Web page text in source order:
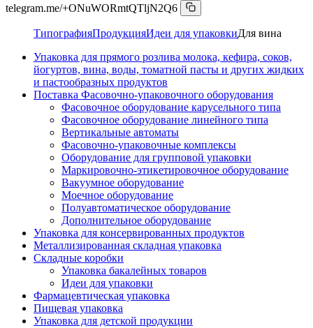
telegram.me/+ONuWORmtQTljN2Q6
ТипографияПродукцияИдеи для упаковкиДля вина
Упаковка для прямого розлива молока, кефира, соков,
йогуртов, вина, воды, томатной пасты и других жидких
и пастообразных продуктов
Поставка Фасовочно-упаковочного оборудования
Фасовочное оборудование карусельного типа
Фасовочное оборудование линейного типа
Вертикальные автоматы
Фасовочно-упаковочные комплексы
Оборудование для групповой упаковки
Маркировочно-этикетировочное оборудование
Вакуумное оборудование
Моечное оборудование
Полуавтоматическое оборудование
Дополнительное оборудование
Упаковка для консервированных продуктов
Металлизированная складная упаковка
Складные коробки
Упаковка бакалейных товаров
Идеи для упаковки
Фармацевтическая упаковка
Пищевая упаковка
Упаковка для детской продукции